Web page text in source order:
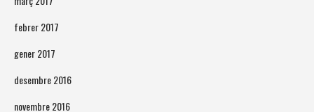
febrer 2017
gener 2017
desembre 2016
novembre 2016